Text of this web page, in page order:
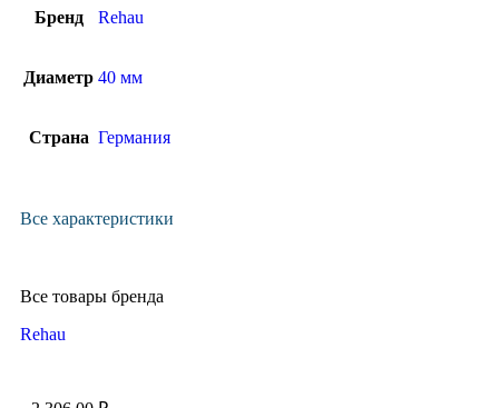
Бренд Rehau
Диаметр 40 мм
Страна Германия
Все характеристики
Все товары бренда
Rehau